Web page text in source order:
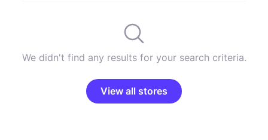
We didn't find any results for your search criteria.
View all stores